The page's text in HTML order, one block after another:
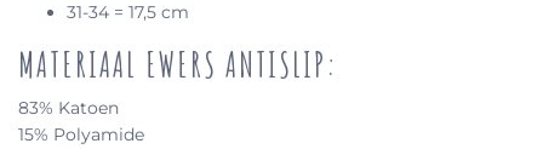
31-34 = 17,5 cm
MATERIAAL EWERS ANTISLIP:
83% Katoen
15% Polyamide